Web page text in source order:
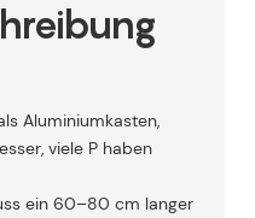
Aluminiumkasten,
viele P haben
ein 60–80 cm langer